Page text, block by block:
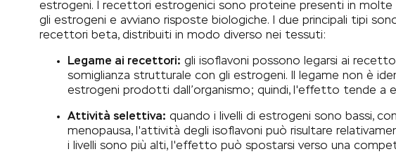
estrogeni. I recettori estrogenici sono proteine presenti in molte
gli estrogeni e avviano risposte biologiche. I due principali tipi
recettori beta, distribuiti in modo diverso nei tessuti:
Legame ai recettori: gli isoflavoni possono legarsi ai
somiglianza strutturale con gli estrogeni. Il legame non è
estrogeni prodotti dall’organismo; quindi, l'effetto tende a
Attività selettiva: quando i livelli di estrogeni sono bassi,
menopausa, l'attività degli isoflavoni può risultare
i livelli sono più alti, l'effetto può spostarsi verso una